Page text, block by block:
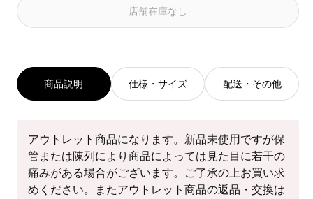
い
せ
店舗在庫なし
商品説明 仕様・サイズ 配送・その他
アウトレット商品になります。新品未使用ですが保
管または陳列により商品によっては見た目に若干の
痛みがある場合がございます。ご了承の上お買い求
めください。またアウトレット商品の返品・交換は